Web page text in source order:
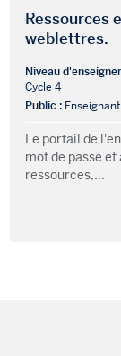
Ressources
weblettres.
Niveau
Cycle 4
Public :
Le portail de
mot de passe et
ressources,...